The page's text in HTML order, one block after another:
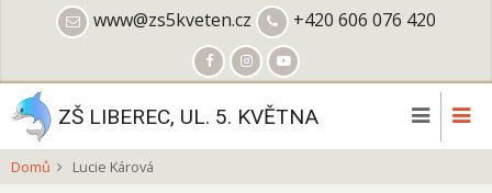
obsahu
www@zs5kveten.cz +420 606 076 420
ZŠ LIBEREC, UL. 5. KVĚTNA
Domů Lucie Kárová